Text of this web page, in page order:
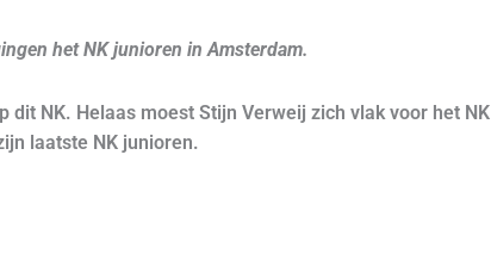
het NK junioren in Amsterdam.
NK. Helaas moest Stijn Verweij zich vlak voor het NK
laatste NK junioren.